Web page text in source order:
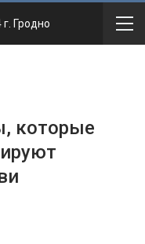
Гродно
которые